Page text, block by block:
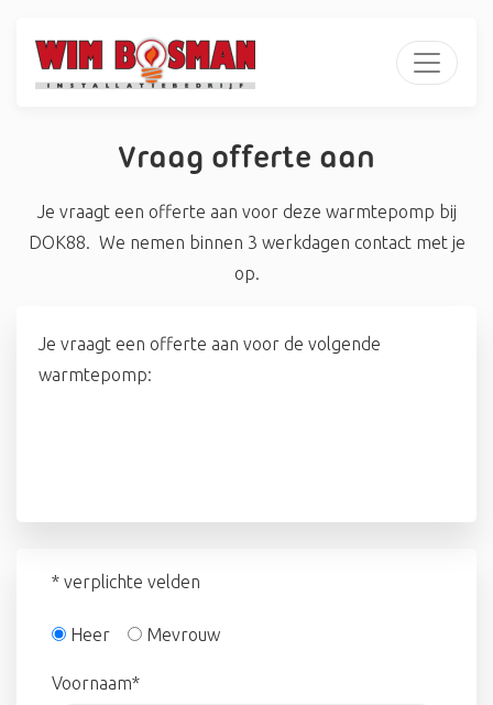
Vraag offerte aan
Je vraagt een offerte aan voor deze warmtepomp bij
DOK88. We nemen binnen 3 werkdagen contact met je
op.
Heer Mevrouw
Voornaam*
Je vraagt een offerte aan voor de volgende
warmtepomp: